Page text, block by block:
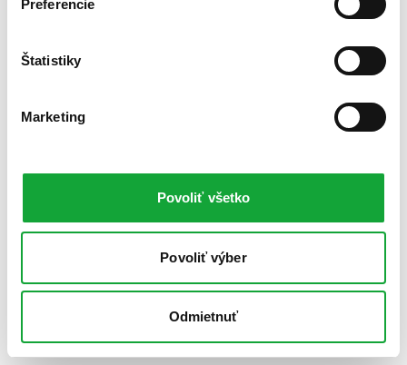
Preferencie
Štatistiky
Marketing
Povoliť všetko
Povoliť výber
Odmietnuť